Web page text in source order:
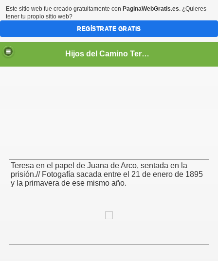
Hijos del Camino Teresiano
Teresa en el papel de Juana de Arco, sentada en la
prisión.// Fotogafía sacada entre el 21 de enero de 1895
y la primavera de ese mismo año.
Este sitio web fue creado gratuitamente con PaginaWebGratis.es. ¿Quieres
tener tu propio sitio web?
REGÍSTRATE GRATIS